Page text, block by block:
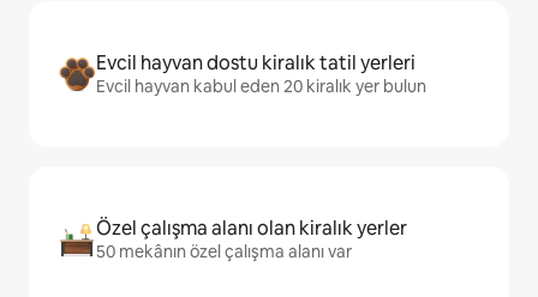
Evcil hayvan dostu kiralık tatil yerleri
Evcil hayvan kabul eden 20 kiralık yer bulun
Özel çalışma alanı olan kiralık yerler
50 mekânın özel çalışma alanı var